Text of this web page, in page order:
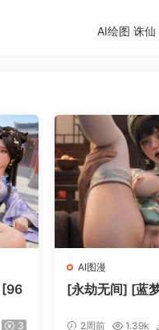
AI绘图 诛
[96
3
AI图漫
[永劫无间] [蓝
2周前 1.39k